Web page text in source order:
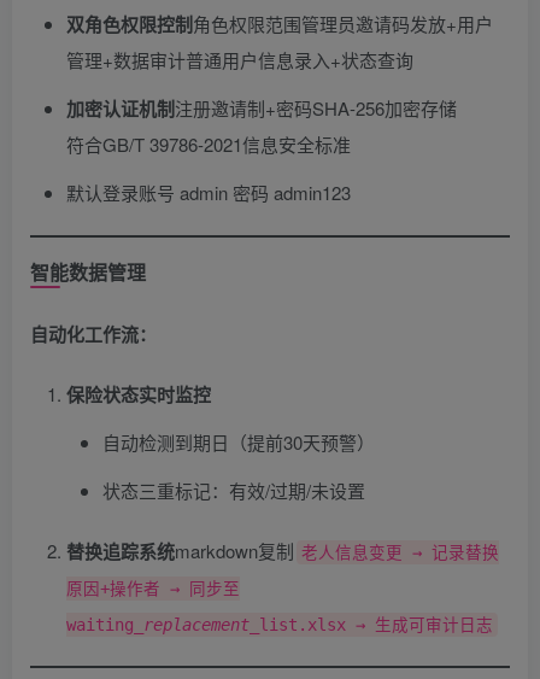
双角色权限控制​角色权限范围管理员邀请码发放+用户
管理+数据审计普通用户信息录入+状态查询
加密认证机制​注册邀请制+密码SHA-256加密存储
符合GB/T 39786-2021信息安全标准
默认登录账号 admin 密码 admin123
智能数据管理
自动化工作流：​
保险状态实时监控
自动检测到期日（提前30天预警）
状态三重标记：有效/过期/未设置
替换追踪系统​markdown复制 老人信息变更 → 记录替换
原因+操作者 → 同步至
waiting _replacement_ list.xlsx → 生成可审计日志